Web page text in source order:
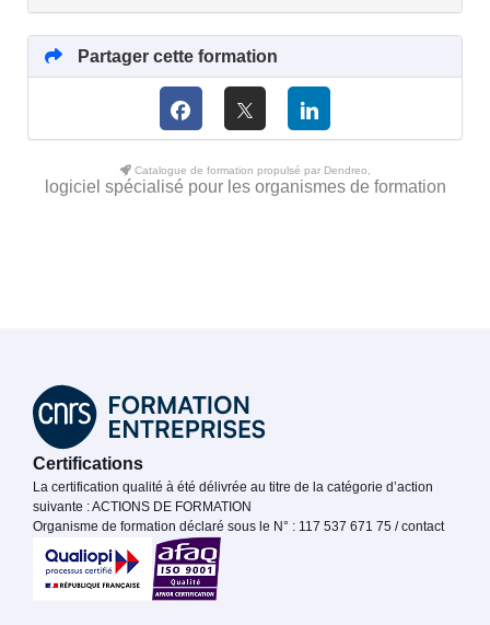
Partager cette formation
Catalogue de formation propulsé par Dendreo,
logiciel spécialisé pour les organismes de formation
Certifications
La certification qualité à été délivrée au titre de la catégorie d’action
suivante : ACTIONS DE FORMATION
Organisme de formation déclaré sous le N° : 117 537 671 75 / contact